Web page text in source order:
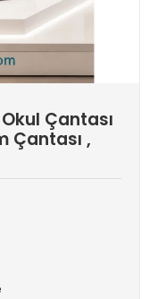
Çantası
Çantası ,